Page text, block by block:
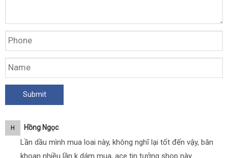
H Hồng Ngọc
Lần dầu mình mua loai này, không nghĩ lại tốt đến vậy, băn
khoan nhiều lần k dám mua, ace tin tưởng shop này